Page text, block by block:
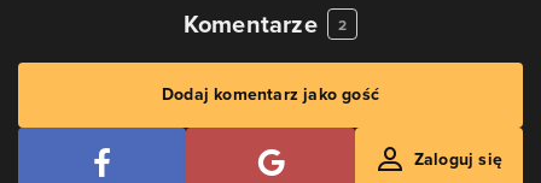
Komentarze 2
Dodaj komentarz jako gość
Zaloguj się